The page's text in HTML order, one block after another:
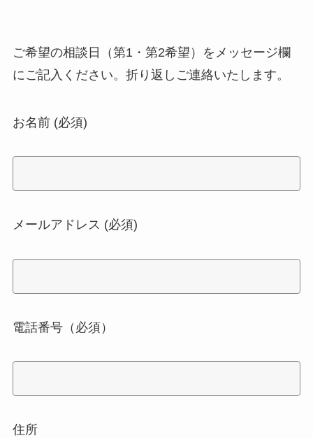
ご希望の相談日（第1・第2希望）をメッセージ欄
にご記入ください。折り返しご連絡いたします。
お名前 (必須)
メールアドレス (必須)
電話番号（必須）
住所